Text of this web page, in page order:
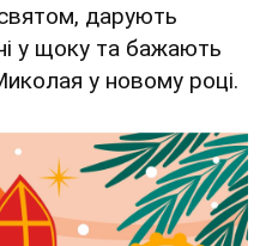
дарують
у щоку та бажають
у новому році.